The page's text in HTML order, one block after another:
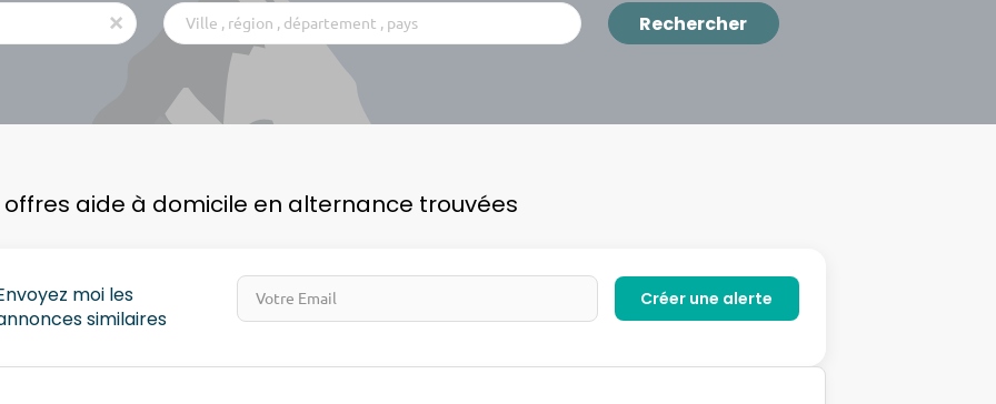
x
Ville
,
département
,
Rechercher
Rechercher
offres aide à domicile en alternance trouvées
moi les
similaires